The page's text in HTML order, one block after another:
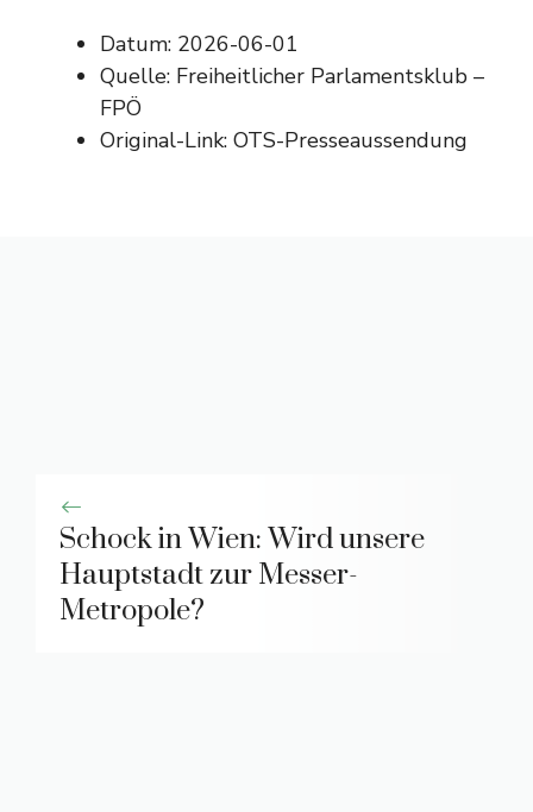
Datum: 2026-06-01
Quelle: Freiheitlicher Parlamentsklub –
FPÖ
Original-Link: OTS-Presseaussendung
Schock in Wien: Wird unsere
Hauptstadt zur Messer-
Metropole?